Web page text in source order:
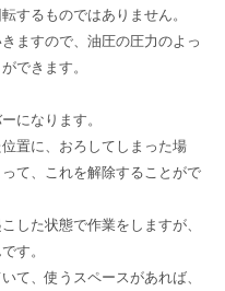
するものではありません。
ますので、油圧の圧力のよっ
できます。
になります。
置に、おろしてしまった場
て、これを解除することがで
した状態で作業をしますが、
す。
て、使うスペースがあれば、